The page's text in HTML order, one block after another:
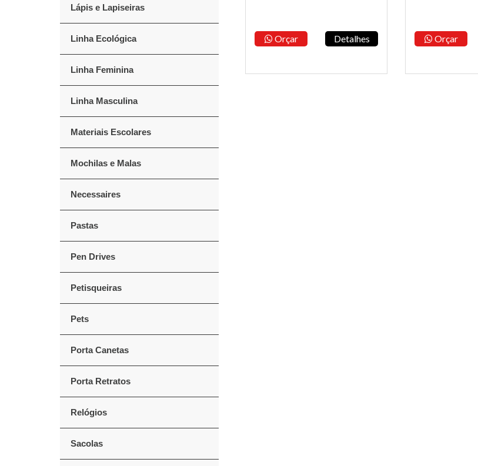
Lápis e Lapiseiras
Linha Ecológica
Linha Feminina
Linha Masculina
Materiais Escolares
Mochilas e Malas
Necessaires
Pastas
Pen Drives
Petisqueiras
Pets
Porta Canetas
Porta Retratos
Relógios
Sacolas
Orçar Detalhes Orçar